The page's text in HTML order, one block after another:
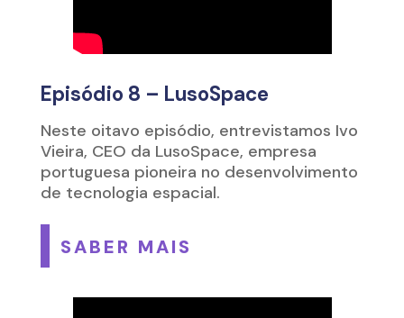
Episódio 8 – LusoSpace
Neste oitavo episódio, entrevistamos Ivo
Vieira, CEO da LusoSpace, empresa
portuguesa pioneira no desenvolvimento
de tecnologia espacial.
SABER MAIS